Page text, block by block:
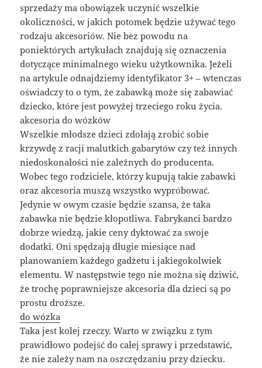
sprzedaży ma obowiązek uczynić wszelkie
okoliczności, w jakich potomek będzie używać tego
rodzaju akcesoriów. Nie bez powodu na
poniektórych artykułach znajdują się oznaczenia
dotyczące minimalnego wieku użytkownika. Jeżeli
na artykule odnajdziemy identyfikator 3+ – wtenczas
oświadczy to o tym, że zabawką może się zabawiać
dziecko, które jest powyżej trzeciego roku życia.
akcesoria do wózków
Wszelkie młodsze dzieci zdołają zrobić sobie
krzywdę z racji malutkich gabarytów czy też innych
niedoskonałości nie zależnych do producenta.
Wobec tego rodziciele, którzy kupują takie zabawki
oraz akcesoria muszą wszystko wypróbować.
Jedynie w owym czasie będzie szansa, że taka
zabawka nie będzie kłopotliwa. Fabrykanci bardzo
dobrze wiedzą, jakie ceny dyktować za swoje
dodatki. Oni spędzają długie miesiące nad
planowaniem każdego gadżetu i jakiegokolwiek
elementu. W następstwie tego nie można się dziwić,
że trochę poprawniejsze akcesoria dla dzieci są po
prostu droższe.
do wózka
Taka jest kolej rzeczy. Warto w związku z tym
prawidłowo podejść do całej sprawy i przedstawić,
że nie zależy nam na oszczędzaniu przy dziecku.